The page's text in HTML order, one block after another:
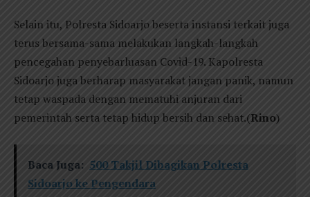
Selain itu, Polresta Sidoarjo beserta instansi terkait juga
terus bersama-sama melakukan langkah-langkah
pencegahan penyebarluasan Covid-19. Kapolresta
Sidoarjo juga berharap masyarakat jangan panik, namun
tetap waspada dengan mematuhi anjuran dari
pemerintah serta tetap hidup bersih dan sehat.(Rino)
Baca Juga: 500 Takjil Dibagikan Polresta
Sidoarjo ke Pengendara